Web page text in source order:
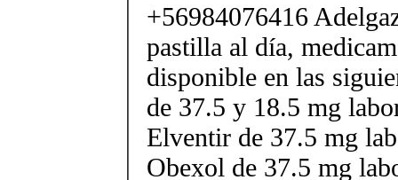
+56984076416
pastilla al día,
disponible en las
de 37.5 y 18.5 mg
Elventir de 37.5 mg
Obexol de 37.5 mg